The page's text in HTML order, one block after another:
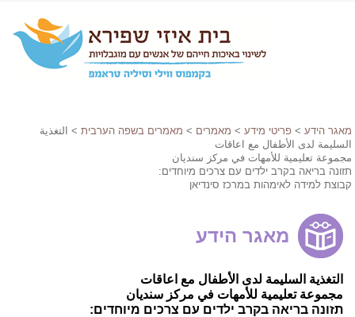
מאגר הידע > פריטי מידע > מאמרים > מאמרים בשפה הערבית > التغذية
السليمة لدى الأطفال مع اعاقات
مجموعة تعليمية للأمهات في مركز سنديان
תזונה בריאה בקרב ילדים עם צרכים מיוחדים:
קבוצת למידה לאימהות במרכז סינדיאן
מאגר הידע
التغذية السليمة لدى الأطفال مع اعاقات
مجموعة تعليمية للأمهات في مركز سنديان
תזונה בריאה בקרב ילדים עם צרכים מיוחדים: